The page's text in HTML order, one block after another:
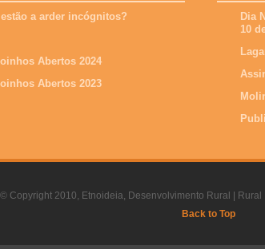
a arder incógnitos?
Abertos 2024
Abertos 2023
Dia
10
© Copyright 2010, Etnoideia, Desenvolvimento Rural | Rural
Back to Top